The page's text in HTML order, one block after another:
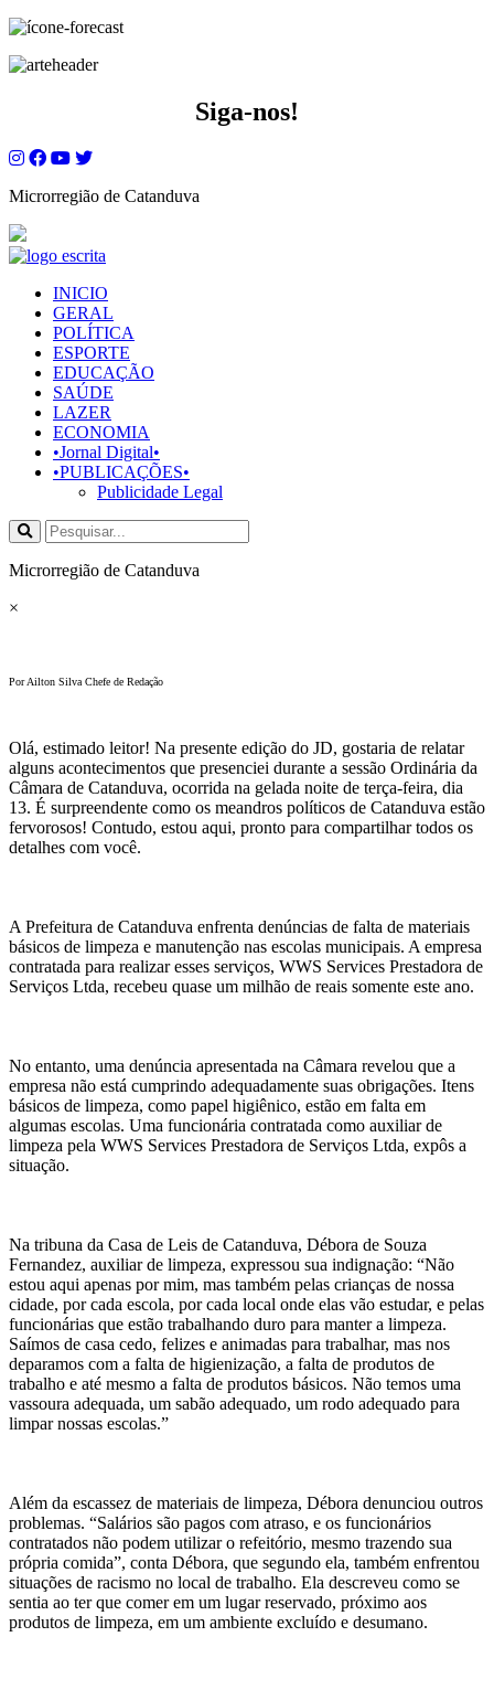
Siga-nos!
Microrregião de Catanduva
INICIO
GERAL
POLÍTICA
ESPORTE
EDUCAÇÃO
SAÚDE
LAZER
ECONOMIA
•Jornal Digital•
•PUBLICAÇÕES•
Publicidade Legal
Microrregião de Catanduva
×
Por Ailton Silva Chefe de Redação
Olá, estimado leitor! Na presente edição do JD, gostaria de relatar
alguns acontecimentos que presenciei durante a sessão Ordinária da
Câmara de Catanduva, ocorrida na gelada noite de terça-feira, dia
13. É surpreendente como os meandros políticos de Catanduva estão
fervorosos! Contudo, estou aqui, pronto para compartilhar todos os
detalhes com você.
A Prefeitura de Catanduva enfrenta denúncias de falta de materiais
básicos de limpeza e manutenção nas escolas municipais. A empresa
contratada para realizar esses serviços, WWS Services Prestadora de
Serviços Ltda, recebeu quase um milhão de reais somente este ano.
No entanto, uma denúncia apresentada na Câmara revelou que a
empresa não está cumprindo adequadamente suas obrigações. Itens
básicos de limpeza, como papel higiênico, estão em falta em
algumas escolas. Uma funcionária contratada como auxiliar de
limpeza pela WWS Services Prestadora de Serviços Ltda, expôs a
situação.
Na tribuna da Casa de Leis de Catanduva, Débora de Souza
Fernandez, auxiliar de limpeza, expressou sua indignação: “Não
estou aqui apenas por mim, mas também pelas crianças de nossa
cidade, por cada escola, por cada local onde elas vão estudar, e pelas
funcionárias que estão trabalhando duro para manter a limpeza.
Saímos de casa cedo, felizes e animadas para trabalhar, mas nos
deparamos com a falta de higienização, a falta de produtos de
trabalho e até mesmo a falta de produtos básicos. Não temos uma
vassoura adequada, um sabão adequado, um rodo adequado para
limpar nossas escolas.”
Além da escassez de materiais de limpeza, Débora denunciou outros
problemas. “Salários são pagos com atraso, e os funcionários
contratados não podem utilizar o refeitório, mesmo trazendo sua
própria comida”, conta Débora, que segundo ela, também enfrentou
situações de racismo no local de trabalho. Ela descreveu como se
sentia ao ter que comer em um lugar reservado, próximo aos
produtos de limpeza, em um ambiente excluído e desumano.